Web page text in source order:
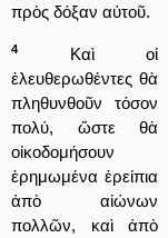
πρὸς δόξαν αὐτοῦ.
4
Καὶ οἱ
ἐλευθερωθέντες θὰ
πληθυνθοῦν τόσον
πολύ, ὥστε θὰ
οἰκοδομήσουν
ἐρημωμένα ἐρείπια
ἀπὸ αἰώνων
πολλῶν, καὶ ἀπὸ